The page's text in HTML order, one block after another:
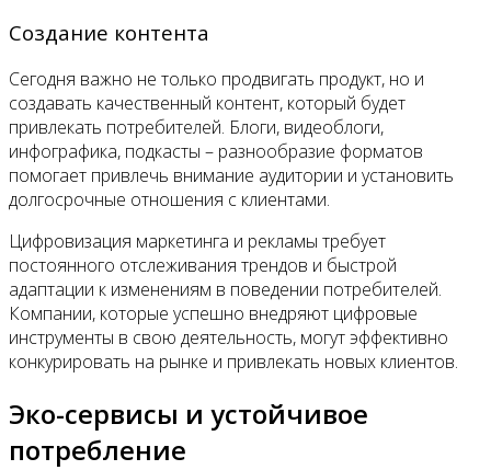
Создание контента
Сегодня важно не только продвигать продукт, но и
создавать качественный контент, который будет
привлекать потребителей. Блоги, видеоблоги,
инфографика, подкасты – разнообразие форматов
помогает привлечь внимание аудитории и установить
долгосрочные отношения с клиентами.
Цифровизация маркетинга и рекламы требует
постоянного отслеживания трендов и быстрой
адаптации к изменениям в поведении потребителей.
Компании, которые успешно внедряют цифровые
инструменты в свою деятельность, могут эффективно
конкурировать на рынке и привлекать новых клиентов.
Эко-сервисы и устойчивое
потребление